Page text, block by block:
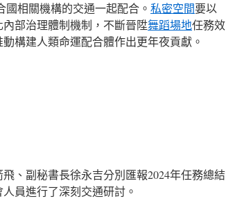
國相關機構的交通一起配合。 私密空間要以
部治理體制機制，不斷晉陞舞蹈場地任務效
構建人類命運配合體作出更年夜貢獻。
、副秘書長徐永吉分別匯報2024年任務總結
員進行了深刻交通研討。